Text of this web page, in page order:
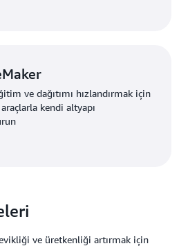
ve dağıtımı hızlandırmak için
kendi altyapı
ve üretkenliği artırmak için